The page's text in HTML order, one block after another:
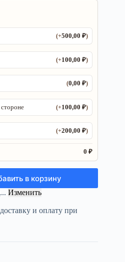
(+500,00₽)
(+100,00₽)
(0,00₽)
(+100,00₽)
(+200,00₽)
0 ₽
в корзину
Изменить
и оплату при